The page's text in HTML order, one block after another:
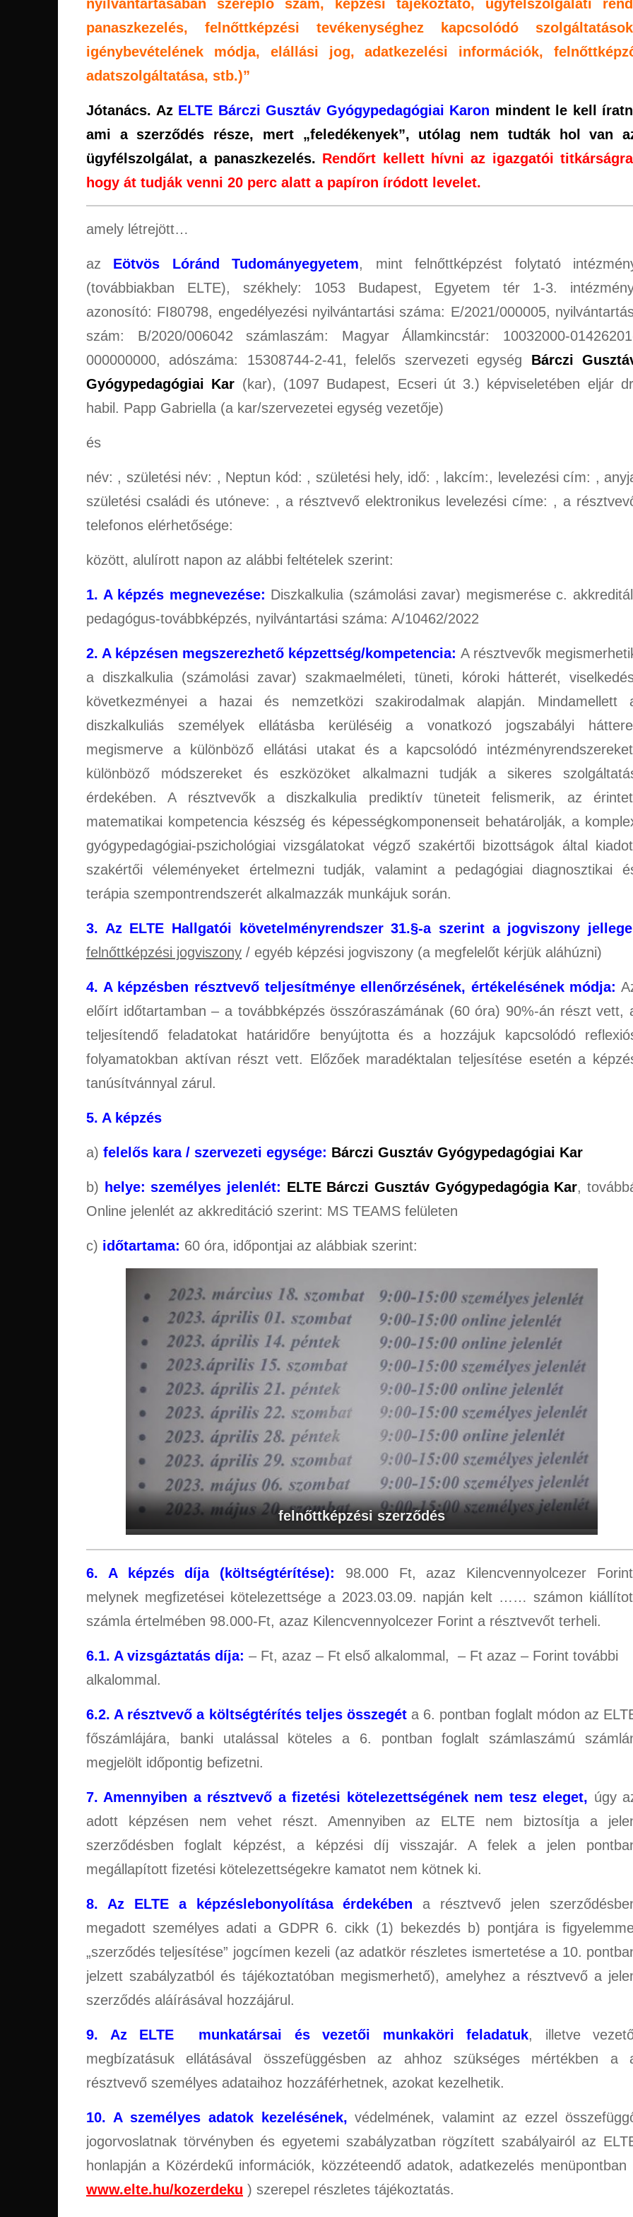
nyilvántartásában szereplő szám, képzési tájékoztató, ügyfélszolgálati
panaszkezelés, felnőttképzési tevékenységhez kapcsolódó
igénybevételének módja, elállási jog, adatkezelési információk,
adatszolgáltatása, stb.)”
Jótanács. Az ELTE Bárczi Gusztáv Gyógypedagógiai Karon mindent le kell
ami a szerződés része, mert „feledékenyek”, utólag nem tudták hol van
ügyfélszolgálat, a panaszkezelés. Rendőrt kellett hívni az igazgatói
hogy át tudják venni 20 perc alatt a papíron íródott levelet.
amely létrejött…
az Eötvös Lóránd Tudományegyetem, mint felnőttképzést folytató
(továbbiakban ELTE), székhely: 1053 Budapest, Egyetem tér 1-3.
azonosító: FI80798, engedélyezési nyilvántartási száma: E/2021/000005,
szám: B/2020/006042 számlaszám: Magyar Államkincstár: 10032000-
000000000, adószáma: 15308744-2-41, felelős szervezeti egység Bárczi
Gyógypedagógiai Kar (kar), (1097 Budapest, Ecseri út 3.) képviseletében eljár
habil. Papp Gabriella (a kar/szervezetei egység vezetője)
és
név: , születési név: , Neptun kód: , születési hely, idő: , lakcím:, levelezési cím: ,
születési családi és utóneve: , a résztvevő elektronikus levelezési címe: , a
telefonos elérhetősége:
között, alulírott napon az alábbi feltételek szerint:
1. A képzés megnevezése: Diszkalkulia (számolási zavar) megismerése c.
pedagógus-továbbképzés, nyilvántartási száma: A/10462/2022
2. A képzésen megszerezhető képzettség/kompetencia: A résztvevők
a diszkalkulia (számolási zavar) szakmaelméleti, tüneti, kóroki hátterét,
következményei a hazai és nemzetközi szakirodalmak alapján. Mindamellett
diszkalkuliás személyek ellátásba kerüléséig a vonatkozó jogszabályi
megismerve a különböző ellátási utakat és a kapcsolódó
különböző módszereket és eszközöket alkalmazni tudják a sikeres
érdekében. A résztvevők a diszkalkulia prediktív tüneteit felismerik, az
matematikai kompetencia készség és képességkomponenseit behatárolják, a
gyógypedagógiai-pszichológiai vizsgálatokat végző szakértői bizottságok által
szakértői véleményeket értelmezni tudják, valamint a pedagógiai diagnosztikai
terápia szempontrendszerét alkalmazzák munkájuk során.
3. Az ELTE Hallgatói követelményrendszer 31.§-a szerint a jogviszony
felnőttképzési jogviszony / egyéb képzési jogviszony (a megfelelőt kérjük aláhúzni)
4. A képzésben résztvevő teljesítménye ellenőrzésének, értékelésének módja:
előírt időtartamban – a továbbképzés összóraszámának (60 óra) 90%-án részt vett,
teljesítendő feladatokat határidőre benyújtotta és a hozzájuk kapcsolódó
folyamatokban aktívan részt vett. Előzőek maradéktalan teljesítése esetén a
tanúsítvánnyal zárul.
5. A képzés
a) felelős kara / szervezeti egysége: Bárczi Gusztáv Gyógypedagógiai Kar
b) helye: személyes jelenlét: ELTE Bárczi Gusztáv Gyógypedagógia Kar,
Online jelenlét az akkreditáció szerint: MS TEAMS felületen
c) időtartama: 60 óra, időpontjai az alábbiak szerint:
felnőttképzési szerződés
6. A képzés díja (költségtérítése): 98.000 Ft, azaz Kilencvennyolcezer
melynek megfizetései kötelezettsége a 2023.03.09. napján kelt …… számon
számla értelmében 98.000-Ft, azaz Kilencvennyolcezer Forint a résztvevőt terheli.
6.1. A vizsgáztatás díja: – Ft, azaz – Ft első alkalommal, – Ft azaz – Forint további
alkalommal.
6.2. A résztvevő a költségtérítés teljes összegét a 6. pontban foglalt módon az
főszámlájára, banki utalással köteles a 6. pontban foglalt számlaszámú
megjelölt időpontig befizetni.
7. Amennyiben a résztvevő a fizetési kötelezettségének nem tesz eleget, úgy
adott képzésen nem vehet részt. Amennyiben az ELTE nem biztosítja a
szerződésben foglalt képzést, a képzési díj visszajár. A felek a jelen
megállapított fizetési kötelezettségekre kamatot nem kötnek ki.
8. Az ELTE a képzéslebonyolítása érdekében a résztvevő jelen
megadott személyes adati a GDPR 6. cikk (1) bekezdés b) pontjára is
„szerződés teljesítése” jogcímen kezeli (az adatkör részletes ismertetése a 10.
jelzett szabályzatból és tájékoztatóban megismerhető), amelyhez a résztvevő a
szerződés aláírásával hozzájárul.
9. Az ELTE munkatársai és vezetői munkaköri feladatuk, illetve
megbízatásuk ellátásával összefüggésben az ahhoz szükséges mértékben a
résztvevő személyes adataihoz hozzáférhetnek, azokat kezelhetik.
10. A személyes adatok kezelésének, védelmének, valamint az ezzel
jogorvoslatnak törvényben és egyetemi szabályzatban rögzített szabályairól az
honlapján a Közérdekű információk, közzéteendő adatok, adatkezelés menüpontban
www.elte.hu/kozerdeku ) szerepel részletes tájékoztatás.